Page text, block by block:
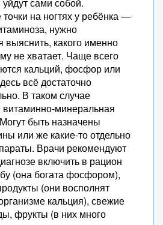
на ногтях у ребёнка —
нужно
выяснить, какого именно
не хватает. Чаще всего
кальций, фосфор или
всё достаточно
В таком случае
витаминно-минеральная
быть назначены
или же какие-то отдельно
Врачи рекомендуют
включить в рацион
(она богата фосфором),
(они восполнят
кальция), свежие
фрукты (в них много